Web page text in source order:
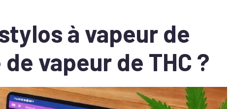
à vapeur de
vapeur de THC ?